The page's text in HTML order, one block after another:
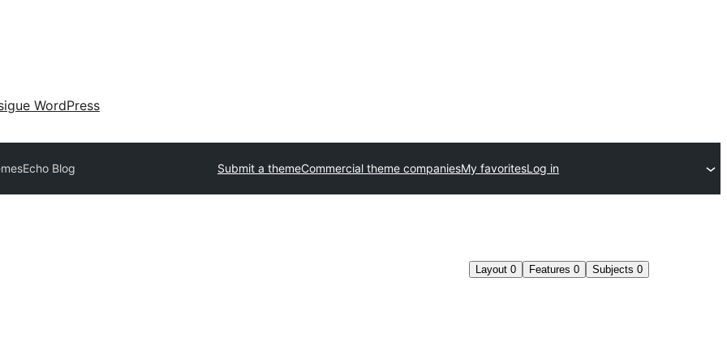
WordPress
Echo Blog Submit a themeCommercial theme companiesMy favoritesLog in
Layout 0 Features 0 Subjects 0